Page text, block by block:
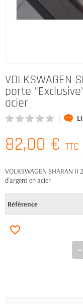
VOLKSWAGEN
porte
acier
82,00 € TTC
VOLKSWAGEN SHARAN II
d'argent en acier
Référence
favorite_border